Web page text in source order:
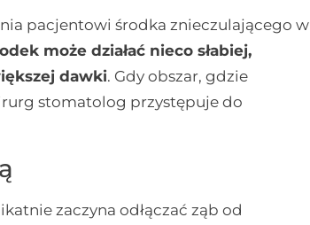
pacjentowi środka znieczulającego w
może działać nieco słabiej,
dawki. Gdy obszar, gdzie
stomatolog przystępuje do
zaczyna odłączać ząb od